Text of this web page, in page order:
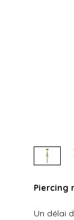
Piercing
Un délai